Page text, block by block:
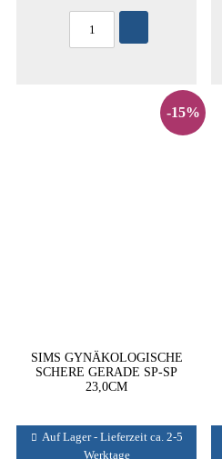
-15%
SIMS GYNÄKOLOGISCHE
SCHERE GERADE SP-SP
23,0CM
Auf Lager - Lieferzeit ca. 2-5
Werktage